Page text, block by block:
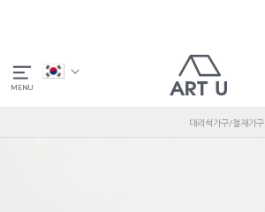
대리석가구/철재가구